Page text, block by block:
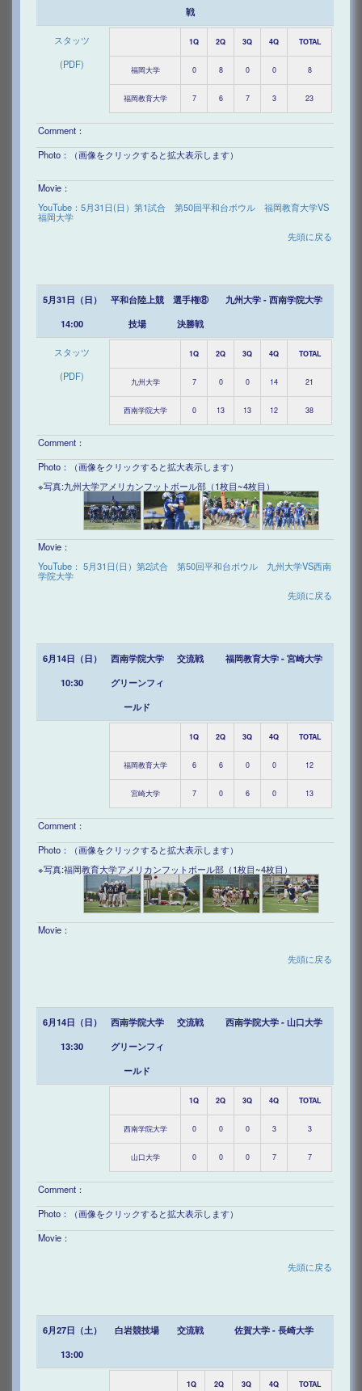
戦
スタッツ
(PDF)
1Q 2Q 3Q 4Q TOTAL
福岡大学 0 8 0 0 8
福岡教育大学 7 6 7 3 23
Comment：
Photo：（画像をクリックすると拡大表示します）
Movie：
YouTube：5月31日(日）第1試合 第50回平和台ボウル 福岡教育大学VS
福岡大学
先頭に戻る
5月31日（日）
14:00
平和台陸上競
技場
選手権⑧
決勝戦
九州大学 - 西南学院大学
スタッツ
(PDF)
1Q 2Q 3Q 4Q TOTAL
九州大学 7 0 0 14 21
西南学院大学 0 13 13 12 38
Comment：
Photo：（画像をクリックすると拡大表示します）
※写真:九州大学アメリカンフットボール部（1枚目~4枚目）
Movie：
YouTube： 5月31日(日）第2試合 第50回平和台ボウル 九州大学VS西南
学院大学
先頭に戻る
6月14日（日）
10:30
西南学院大学
グリーンフィ
ールド
交流戦 福岡教育大学 - 宮崎大学
1Q 2Q 3Q 4Q TOTAL
福岡教育大学 6 6 0 0 12
宮崎大学 7 0 6 0 13
Comment：
Photo：（画像をクリックすると拡大表示します）
※写真:福岡教育大学アメリカンフットボール部（1枚目~4枚目）
Movie：
先頭に戻る
6月14日（日）
13:30
西南学院大学
グリーンフィ
ールド
交流戦 西南学院大学 - 山口大学
1Q 2Q 3Q 4Q TOTAL
西南学院大学 0 0 0 3 3
山口大学 0 0 0 7 7
Comment：
Photo：（画像をクリックすると拡大表示します）
Movie：
先頭に戻る
6月27日（土）
13:00
白岩競技場 交流戦 佐賀大学 - 長崎大学
1Q 2Q 3Q 4Q TOTAL